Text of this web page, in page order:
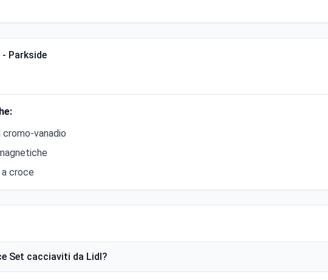
Parkside
cromo-vanadio
croce
Set cacciaviti da Lidl?